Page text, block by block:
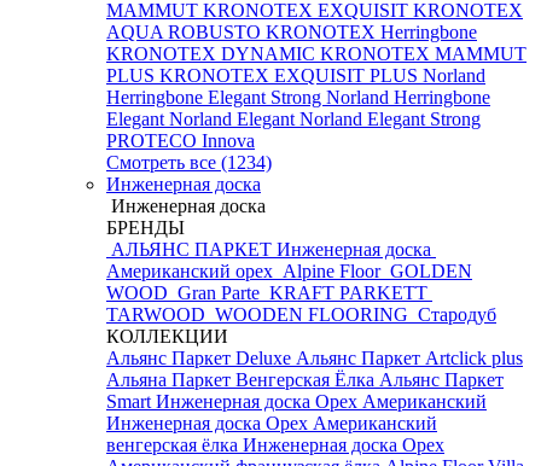
MAMMUT KRONOTEX EXQUISIT KRONOTEX
AQUA ROBUSTO KRONOTEX Herringbone
KRONOTEX DYNAMIC KRONOTEX MAMMUT
PLUS KRONOTEX EXQUISIT PLUS Norland
Herringbone Elegant Strong Norland Herringbone
Elegant Norland Elegant Norland Elegant Strong
PROTECO Innova
Смотреть все (1234)
Инженерная доска
Инженерная доска
БРЕНДЫ
АЛЬЯНС ПАРКЕТ Инженерная доска
Американский орех Alpine Floor GOLDEN
WOOD Gran Parte KRAFT PARKETT
TARWOOD WOODEN FLOORING Стародуб
КОЛЛЕКЦИИ
Альянс Паркет Deluxe Альянс Паркет Artclick plus
Альяна Паркет Венгерская Ёлка Альянс Паркет
Smart Инженерная доска Орех Американский
Инженерная доска Орех Американский
венгерская ёлка Инженерная доска Орех